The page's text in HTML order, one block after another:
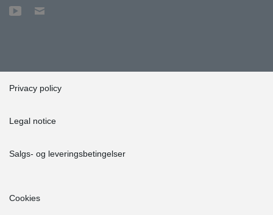
Privacy policy
Legal notice
Salgs- og leveringsbetingelser
Cookies